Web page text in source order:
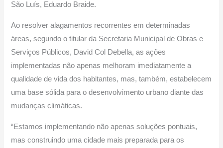
São Luís, Eduardo Braide.
Ao resolver alagamentos recorrentes em determinadas
áreas, segundo o titular da Secretaria Municipal de Obras e
Serviços Públicos, David Col Debella, as ações
implementadas não apenas melhoram imediatamente a
qualidade de vida dos habitantes, mas, também, estabelecem
uma base sólida para o desenvolvimento urbano diante das
mudanças climáticas.
“Estamos implementando não apenas soluções pontuais,
mas construindo uma cidade mais preparada para os